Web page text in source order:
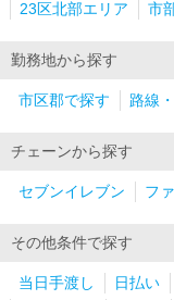
23区北部エリア
市
勤務地から探す
市区郡で探す 路線
チェーンから探す
セブンイレブン フ
その他条件で探す
当日手渡し 日払い